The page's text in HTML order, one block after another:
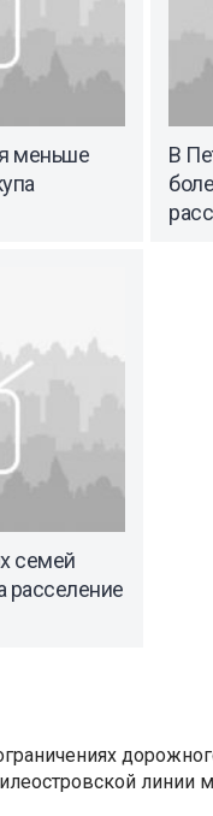
меньше
В
семей
расселение
линии